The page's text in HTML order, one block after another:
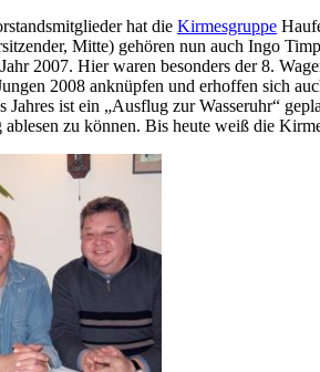
hat die Kirmesgruppe
Mitte) gehören nun auch Ingo
2007. Hier waren besonders der 8.
2008 anknüpfen und erhoffen sich
Jahres ist ein „Ausflug zur Wasseruhr“
zu können. Bis heute weiß die